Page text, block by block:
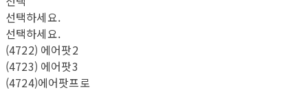
선택하세요.
선택하세요.
(4722) 에어팟2
(4723) 에어팟3
(4724)에어팟프로